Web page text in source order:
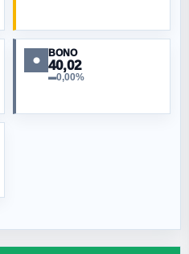
● BONO
40,02
▬0,00%